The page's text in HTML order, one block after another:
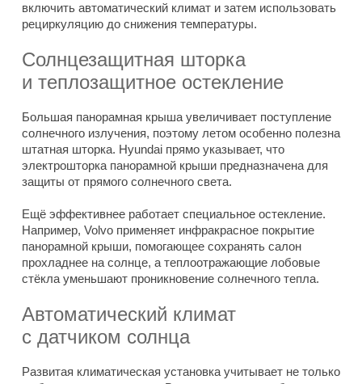
включить автоматический климат и затем использовать
рециркуляцию до снижения температуры.
Солнцезащитная шторка
и теплозащитное остекление
Большая панорамная крыша увеличивает поступление
солнечного излучения, поэтому летом особенно полезна
штатная шторка. Hyundai прямо указывает, что
электрошторка панорамной крыши предназначена для
защиты от прямого солнечного света.
Ещё эффективнее работает специальное остекление.
Например, Volvo применяет инфракрасное покрытие
панорамной крыши, помогающее сохранять салон
прохладнее на солнце, а теплоотражающие лобовые
стёкла уменьшают проникновение солнечного тепла.
Автоматический климат
с датчиком солнца
Развитая климатическая установка учитывает не только